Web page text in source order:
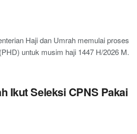
Haji dan Umrah memulai proses
untuk musim haji 1447 H/2026 M.
Ikut Seleksi CPNS Pakai